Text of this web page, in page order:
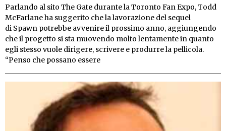
Parlando al sito The Gate durante la Toronto Fan Expo, Todd
McFarlane ha suggerito che la lavorazione del sequel
di Spawn potrebbe avvenire il prossimo anno, aggiungendo
che il progetto si sta muovendo molto lentamente in quanto
egli stesso vuole dirigere, scrivere e produrre la pellicola.
“Penso che possano essere